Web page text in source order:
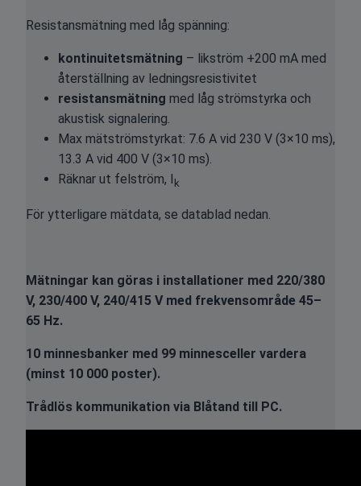
Resistansmätning med låg spänning:
kontinuitetsmätning – likström +200 mA med
återställning av ledningsresistivitet
resistansmätning med låg strömstyrka och
akustisk signalering.
Max mätströmstyrkat: 7.6 A vid 230 V (3×10 ms),
13.3 A vid 400 V (3×10 ms).
Räknar ut felström, I k
För ytterligare mätdata, se datablad nedan.
Mätningar kan göras i installationer med 220/380
V, 230/400 V, 240/415 V med frekvensområde 45–
65 Hz.
10 minnesbanker med 99 minnesceller vardera
(minst 10 000 poster).
Trådlös kommunikation via Blåtand till PC.